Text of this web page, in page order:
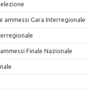
ammessi Gara Interregionale
Finale Nazionale